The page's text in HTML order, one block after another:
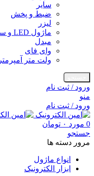
سایر
ضبط و پخش
لیزر
ماژول LED و سگمنت
مبدل
وای فای
ولت متر آمپرمتر
ورود / ثبت نام
منو
ورود / ثبت نام
0 مورد ۰ تومان
جستجو
مرور دسته ها
انواع ماژول
ابزار الکترونیک